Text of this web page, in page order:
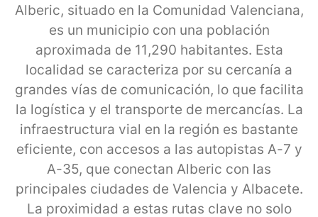
Alberic, situado en la Comunidad Valenciana,
es un municipio con una población
aproximada de 11,290 habitantes. Esta
localidad se caracteriza por su cercanía a
grandes vías de comunicación, lo que facilita
la logística y el transporte de mercancías. La
infraestructura vial en la región es bastante
eficiente, con accesos a las autopistas A-7 y
A-35, que conectan Alberic con las
principales ciudades de Valencia y Albacete.
La proximidad a estas rutas clave no solo